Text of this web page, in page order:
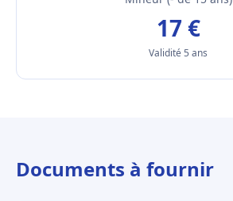
17 €
Validité 5 ans
Documents à fournir